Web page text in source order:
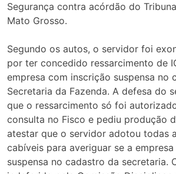
Segurança contra acórdão do
Mato Grosso.
Segundo os autos, o servidor foi
por ter concedido ressarcimento de
empresa com inscrição suspensa no
Secretaria da Fazenda. A defesa do
que o ressarcimento só foi
consulta no Fisco e pediu produção
atestar que o servidor adotou todas
cabíveis para averiguar se a
suspensa no cadastro da secretaria.